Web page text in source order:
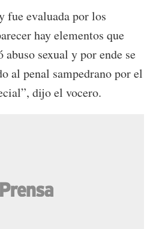
fue evaluada por los
hay elementos que
sexual y por ende se
al penal sampedrano por el
dijo el vocero.